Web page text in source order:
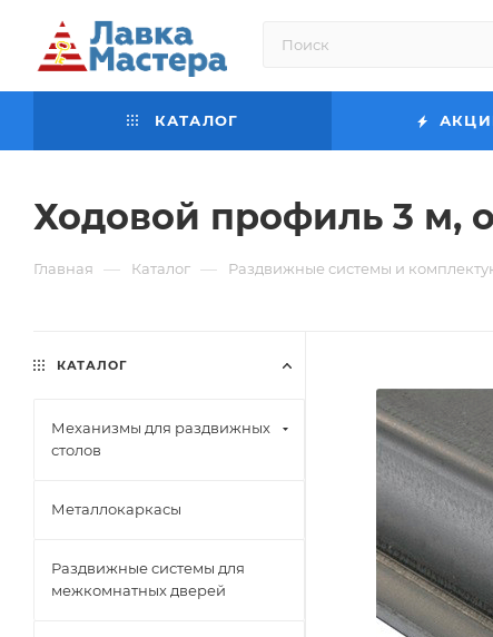
КАТАЛОГ
Ходовой профиль 3 м,
Главная — Каталог — Раздвижные системы и
КАТАЛОГ
Механизмы для раздвижных
столов
Металлокаркасы
Раздвижные системы для
межкомнатных дверей